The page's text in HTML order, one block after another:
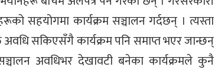
सहयोगमा कार्यक्रम सञ्चालन गर्दछन् । त्यस्ता
अवधि सकिएसँगै कार्यक्रम पनि समाप्त भएर जान्छन्
अवधिभर देखावटी बनेका कार्यक्रमले कुनै